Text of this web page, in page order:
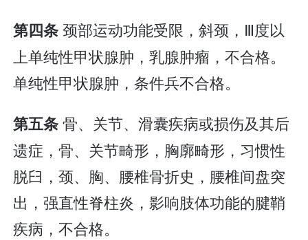
第四条颈部运动功能受限，斜颈，Ⅲ度以
上单纯性甲状腺肿，乳腺肿瘤，不合格。
单纯性甲状腺肿，条件兵不合格。
第五条骨、关节、滑囊疾病或损伤及其后
遗症，骨、关节畸形，胸廓畸形，习惯性
脱臼，颈、胸、腰椎骨折史，腰椎间盘突
出，强直性脊柱炎，影响肢体功能的腱鞘
疾病，不合格。